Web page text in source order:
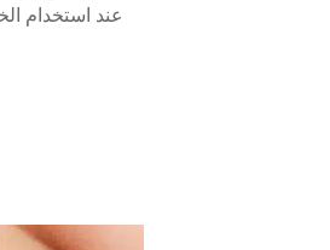
عند استخدام